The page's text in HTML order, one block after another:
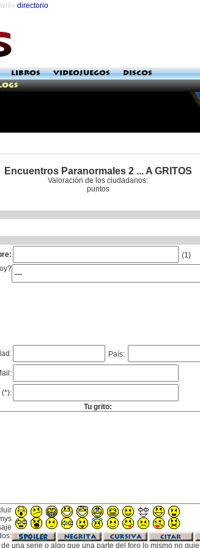
directorio
LIBROS VIDEOJUEGOS
DISCOS
Encuentros Paranormales 2 ... A GRITOS
Valoración de los ciudadanos:
puntos
(1)
País:
(*):
Tu grito:
una serie o algo que una parte del foro lo mismo no